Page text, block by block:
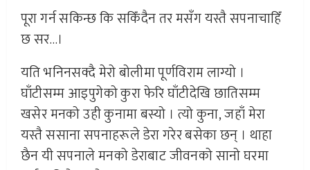
पूरा गर्न सकिन्छ कि सकिँदैन तर मसँग यस्तै सपनाचाहिँ
छ सर…।
यति भनिनसक्दै मेरो बोलीमा पूर्णविराम लाग्यो ।
घाँटीसम्म आइपुगेको कुरा फेरि घाँटीदेखि छातिसम्म
खसेर मनको उही कुनामा बस्यो । त्यो कुना, जहाँ मेरा
यस्तै ससाना सपनाहरूले डेरा गरेर बसेका छन् । थाहा
छैन यी सपनाले मनको डेराबाट जीवनको सानो घरमा